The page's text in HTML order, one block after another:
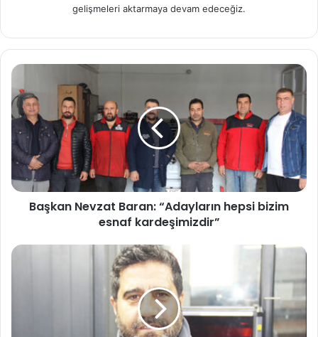
gelişmeleri aktarmaya devam edeceğiz.
Başkan Nevzat Baran: “Adayların hepsi bizim
esnaf kardeşimizdir”